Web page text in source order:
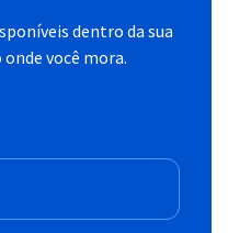
dentro da sua
você mora.